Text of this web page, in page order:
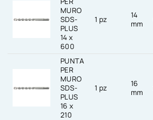
MURO
SDS-
PLUS
14 x
600
1 pz
14
mm
PUNTA
PER
MURO
SDS-
PLUS
16 x
210
1 pz
16
mm